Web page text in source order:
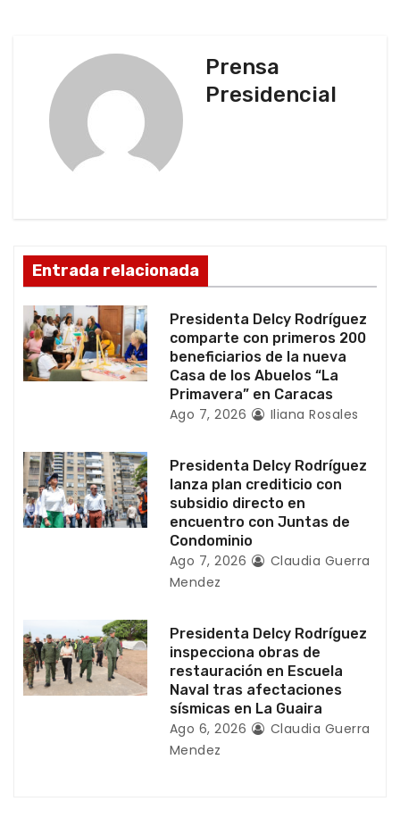
d
e
e
n
r
a
d
Prensa
Presidencial
Entrada relacionada
Presidenta Delcy Rodríguez
comparte con primeros 200
beneficiarios de la nueva
Casa de los Abuelos “La
Primavera” en Caracas
Ago 7, 2026 Iliana Rosales
Presidenta Delcy Rodríguez
lanza plan crediticio con
subsidio directo en
encuentro con Juntas de
Condominio
Ago 7, 2026
Claudia Guerra
Mendez
Presidenta Delcy Rodríguez
inspecciona obras de
restauración en Escuela
Naval tras afectaciones
sísmicas en La Guaira
Ago 6, 2026
Claudia Guerra
Mendez